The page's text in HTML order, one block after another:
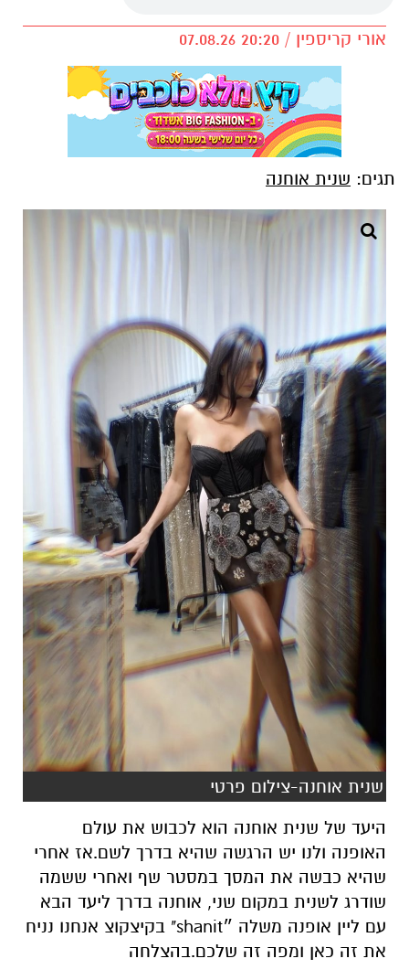
אורי קריספין / 20:20 07.08.26
תגים: שנית אוחנה
שנית אוחנה-צילום פרטי
היעד של שנית אוחנה הוא לכבוש את עולם
האופנה ולנו יש הרגשה שהיא בדרך לשם.אז אחרי
שהיא כבשה את המסך במסטר שף ואחרי ששמה
שודרג לשנית במקום שני, אוחנה בדרך ליעד הבא
עם ליין אופנה משלה ״shanit" בקיצקוצ אנחנו נניח
את זה כאן ומפה זה שלכם.בהצלחה